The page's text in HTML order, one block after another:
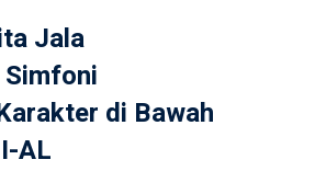
Jala
di Bawah
AL